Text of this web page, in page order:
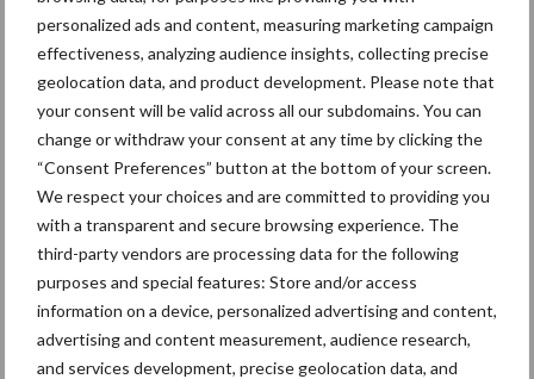
personalized ads and content, measuring marketing campaign
effectiveness, analyzing audience insights, collecting precise
geolocation data, and product development. Please note that
your consent will be valid across all our subdomains. You can
change or withdraw your consent at any time by clicking the
“Consent Preferences” button at the bottom of your screen.
We respect your choices and are committed to providing you
with a transparent and secure browsing experience. The
third-party vendors are processing data for the following
purposes and special features: Store and/or access
information on a device, personalized advertising and content,
advertising and content measurement, audience research,
and services development, precise geolocation data, and
Sidebar
6 aug
ForFarmers ziet volume en
marktaandeel groeien in krimpende
Nederlandse markt
6 aug
Tien praktische tips voor een
langere levensduur
5 aug
“Vraag naar praktische
hygieneoplossingen is in Polen
groter dan ooit”